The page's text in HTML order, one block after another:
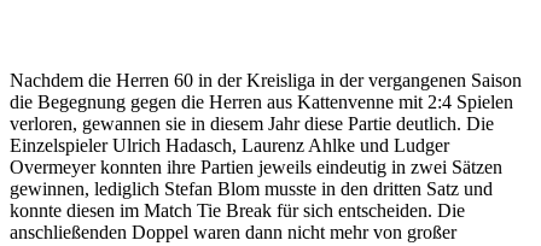
Nachdem die Herren 60 in der Kreisliga in der vergangenen Saison
die Begegnung gegen die Herren aus Kattenvenne mit 2:4 Spielen
verloren, gewannen sie in diesem Jahr diese Partie deutlich. Die
Einzelspieler Ulrich Hadasch, Laurenz Ahlke und Ludger
Overmeyer konnten ihre Partien jeweils eindeutig in zwei Sätzen
gewinnen, lediglich Stefan Blom musste in den dritten Satz und
konnte diesen im Match Tie Break für sich entscheiden. Die
anschließenden Doppel waren dann nicht mehr von großer